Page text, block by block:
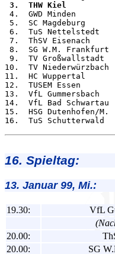
3.  THW Kiel
4.  GWD Minden
5.  SC Magdeburg
6.  TuS Nettelstedt
7.  ThSV Eisenach
8.  SG W.M.
9.  TV
10.  TV
11.  HC Wuppertal
12.  TUSEM Essen
13.  VfL
14.  VfL Bad
15.  HSG
16. Spieltag:
13. Januar 99, Mi.:
19.30: VfL
20.00:
20.00:
SG